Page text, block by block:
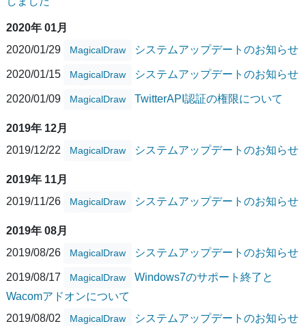
2020年 01月
2020/01/29
MagicalDraw システムアップデートのお知らせ
2020/01/15 MagicalDraw システムアップデートのお知らせ
2020/01/09 MagicalDraw TwitterAPI認証の権限について
2019年 12月
2019/12/22
MagicalDraw システムアップデートのお知らせ
2019年 11月
2019/11/26
MagicalDraw システムアップデートのお知らせ
2019年 08月
2019/08/26
MagicalDraw システムアップデートのお知らせ
2019/08/17 MagicalDraw
Windows7のサポート終了と
Wacomアドオンについて
2019/08/02
MagicalDraw システムアップデートのお知らせ